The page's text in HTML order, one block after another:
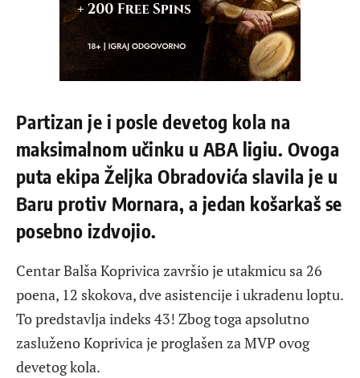
Partizan je i posle devetog kola na
maksimalnom učinku u ABA ligiu. Ovoga
puta ekipa Željka Obradovića slavila je u
Baru protiv Mornara, a jedan košarkaš se
posebno izdvojio.
Centar Balša Koprivica završio je utakmicu sa 26
poena, 12 skokova, dve asistencije i ukradenu loptu.
To predstavlja indeks 43! Zbog toga apsolutno
zasluženo Koprivica je proglašen za MVP ovog
devetog kola.